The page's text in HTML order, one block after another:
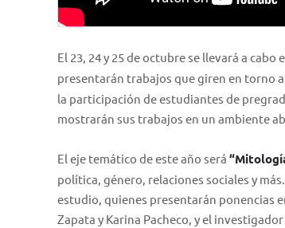
El 23, 24 y 25 de octubre se llevará a cabo
presentarán trabajos que giren en torno
la participación de estudiantes de
mostrarán sus trabajos en un ambiente
El eje temático de este año será
política, género, relaciones sociales y
estudio, quienes presentarán ponencias
Zapata y Karina Pacheco, y el investigador